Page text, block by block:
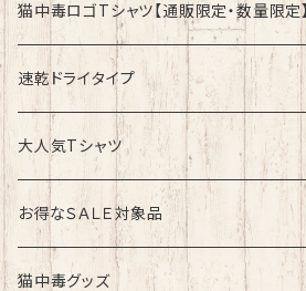
猫中毒ロゴTシャツ【通販限定・数量限定】
速乾ドライタイプ
綿100%ノーマルタイプ
速乾ドライタイプ
大人気Tシャツ
お得なＳＡＬＥ対象品
猫中毒グッズ